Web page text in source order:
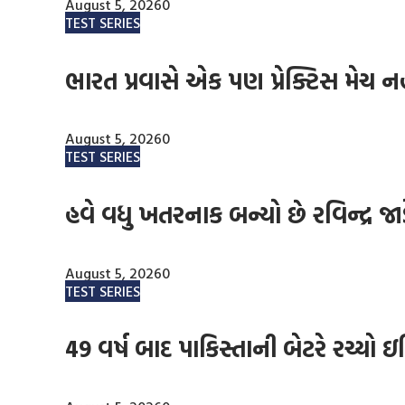
August 5, 20260
TEST SERIES
ભારત પ્રવાસે એક પણ પ્રેક્ટિસ મેચ
August 5, 20260
TEST SERIES
હવે વધુ ખતરનાક બન્યો છે રવિન્દ્ર
August 5, 20260
TEST SERIES
49 વર્ષ બાદ પાકિસ્તાની બેટરે રચ્યો